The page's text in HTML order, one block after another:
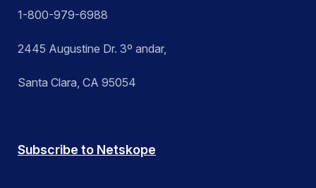
1-800-979-6988
2445 Augustine Dr. 3º andar,
Santa Clara, CA 95054
Subscribe to Netskope